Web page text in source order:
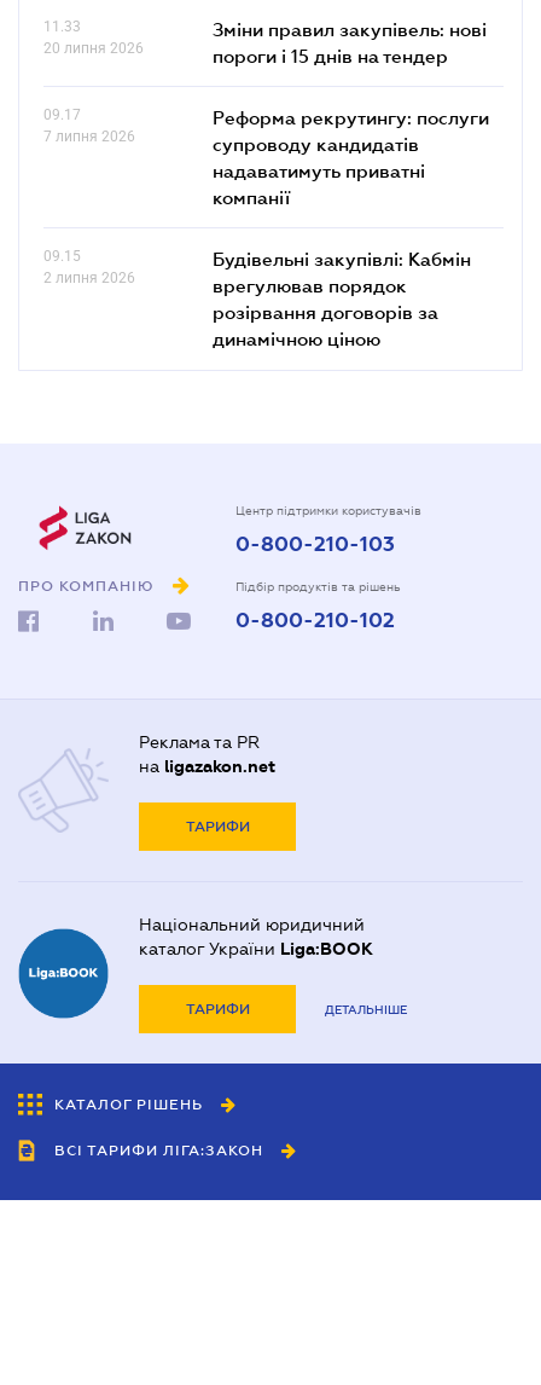
11.33
20 липня 2026
Зміни правил закупівель: нові
пороги і 15 днів на тендер
09.17
7 липня 2026
Реформа рекрутингу: послуги
супроводу кандидатів
надаватимуть приватні
компанії
09.15
2 липня 2026
Будівельні закупівлі: Кабмін
врегулював порядок
розірвання договорів за
динамічною ціною
ПРО КОМПАНІЮ
Центр підтримки користувачів
0-800-210-103
Підбір продуктів та рішень
0-800-210-102
Реклама та PR
на ligazakon.net
ТАРИФИ
Національний юридичний
каталог України Liga:BOOK
ТАРИФИ ДЕТАЛЬНІШЕ
КАТАЛОГ РІШЕНЬ
ВСІ ТАРИФИ ЛІГА:ЗАКОН